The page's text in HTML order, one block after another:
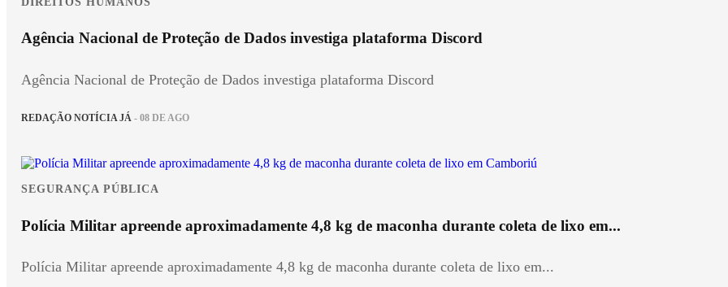
Agência Nacional de Proteção de Dados investiga plataforma Discord
Agência Nacional de Proteção de Dados investiga plataforma Discord
REDAÇÃO NOTÍCIA JÁ - 08 DE AGO
SEGURANÇA PÚBLICA
Polícia Militar apreende aproximadamente 4,8 kg de maconha durante coleta de lixo em...
Polícia Militar apreende aproximadamente 4,8 kg de maconha durante coleta de lixo em...